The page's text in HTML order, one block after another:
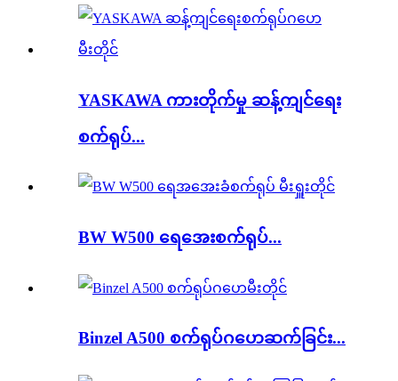
YASKAWA ကားတိုက်မှု ဆန့်ကျင်ရေး
စက်ရုပ်...
BW W500 ရေအေးစက်ရုပ်...
Binzel A500 စက်ရုပ်ဂဟေဆက်ခြင်း...